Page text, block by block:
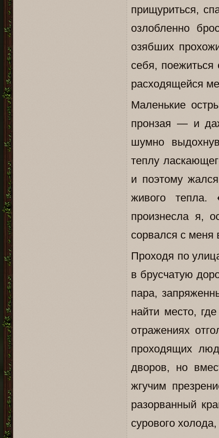
прищуриться,
озлобленно
озябших
себя,
расходящейся
Маленькие
пронзая — и
шумно
теплу
и поэтому
живого тепла.
произнесла я,
сорвался с
Проходя по
в брусчатую
пара,
найти место,
отражениях
проходящих
дворов, но
жгучим
разорванный
сурового